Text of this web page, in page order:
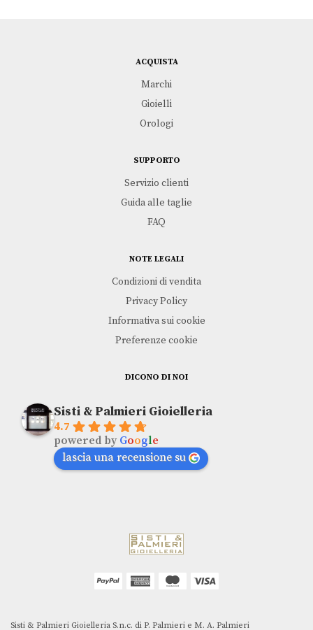
ACQUISTA
Marchi
Gioielli
Orologi
SUPPORTO
Servizio clienti
Guida alle taglie
FAQ
NOTE LEGALI
Condizioni di vendita
Privacy Policy
Informativa sui cookie
Preferenze cookie
DICONO DI NOI
Sisti & Palmieri Gioielleria
4.7
powered by Google
lascia una recensione su
Sisti & Palmieri Gioielleria S.n.c. di P. Palmieri e M. A. Palmieri